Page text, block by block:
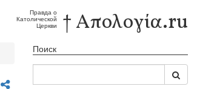
Правда о
Католической
Церкви † Απολογία.ru
Поиск